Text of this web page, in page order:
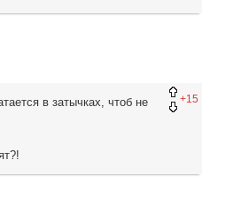
+15
в затычках, чтоб не